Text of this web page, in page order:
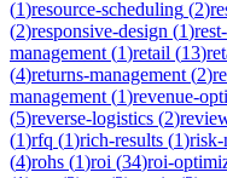
(1)resource-scheduling (2)
(2)responsive-design (1)
management (1)retail (13)
(4)returns-management (2)
management (1)revenue-
(5)reverse-logistics (2)
(1)rfq (1)rich-results (1)risk-
(4)rohs (1)roi (34)roi-